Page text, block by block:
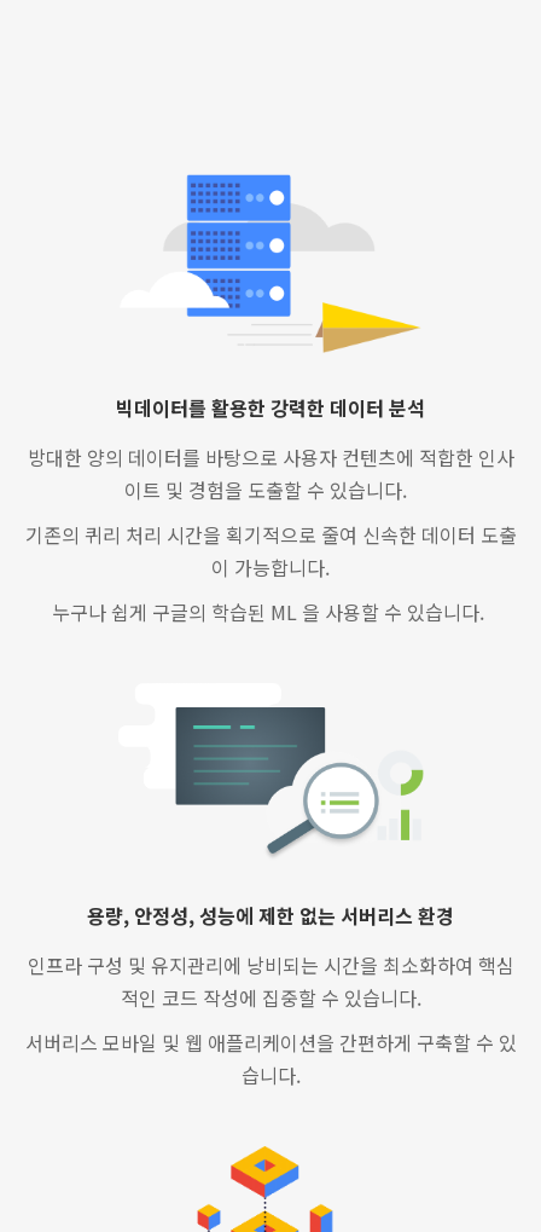
빅데이터를 활용한 강력한 데이터 분석
방대한 양의 데이터를 바탕으로 사용자 컨텐츠에 적합한 인사
이트 및 경험을 도출할 수 있습니다.
기존의 퀴리 처리 시간을 획기적으로 줄여 신속한 데이터 도출
이 가능합니다.
누구나 쉽게 구글의 학습된 ML 을 사용할 수 있습니다.
용량, 안정성, 성능에 제한 없는 서버리스 환경
인프라 구성 및 유지관리에 낭비되는 시간을 최소화하여 핵심
적인 코드 작성에 집중할 수 있습니다.
서버리스 모바일 및 웹 애플리케이션을 간편하게 구축할 수 있
습니다.